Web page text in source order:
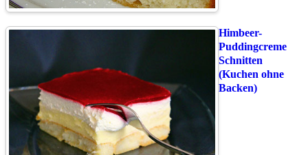
Himbeer-
Puddingcreme
Schnitten
(Kuchen ohne
Backen)